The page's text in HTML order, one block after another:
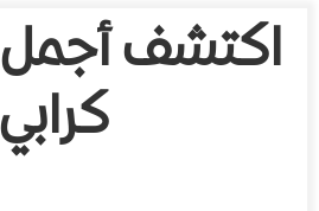
اكتشف
كرابي